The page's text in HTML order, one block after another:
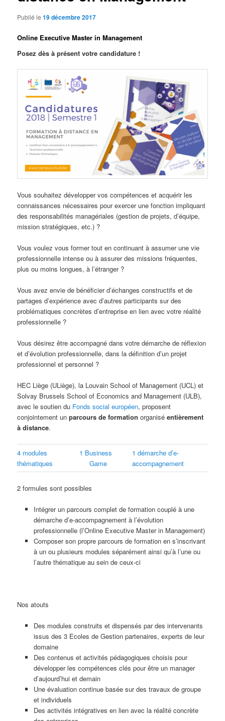
Publié le19 décembre 2017
Online Executive Master in Management
Posez dès à présent votre candidature !
Vous souhaitez développer vos compétences et acquérir les
connaissances nécessaires pour exercer une fonction impliquant
des responsabilités managériales (gestion de projets, d’équipe,
mission stratégiques, etc.) ?
Vous voulez vous former tout en continuant à assumer une vie
professionnelle intense ou à assurer des missions fréquentes,
plus ou moins longues, à l’étranger ?
Vous avez envie de bénéficier d’échanges constructifs et de
partages d’expérience avec d’autres participants sur des
problématiques concrètes d’entreprise en lien avec votre réalité
professionnelle ?
Vous désirez être accompagné dans votre démarche de réflexion
et d’évolution professionnelle, dans la définition d’un projet
professionnel et personnel ?
HEC Liège (ULiège), la Louvain School of Management (UCL) et
Solvay Brussels School of Economics and Management (ULB),
avec le soutien du Fonds social européen, proposent
conjointement unparcours de formation organiséentièrement
à distance.
4 modules
thématiques
1 Business
Game
1 démarche d’e-
accompagnement
2 formules sont possibles
Intégrer un parcours complet de formation couplé à une
démarche d’e-accompagnement à l’évolution
professionnelle (l’Online Executive Master in Management)
Composer son propre parcours de formation en s’inscrivant
à un ou plusieurs modules séparément ainsi qu’à l’une ou
l’autre thématique au sein de ceux-ci
Nos atouts
Des modules construits et dispensés par des intervenants
issus des 3 Ecoles de Gestion partenaires, experts de leur
domaine
Des contenus et activités pédagogiques choisis pour
développer les compétences clés pour être un manager
d’aujourd’hui et demain
Une évaluation continue basée sur des travaux de groupe
et individuels
Des activités intégratives en lien avec la réalité concrète